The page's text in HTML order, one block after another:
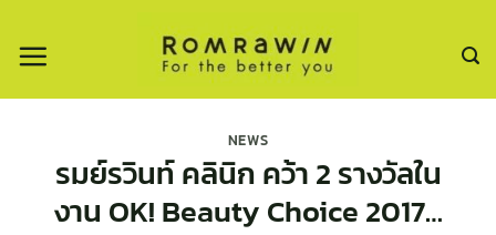
NEWS
รมย์รวินท์ คลินิก คว้า 2 รางวัลใน
งาน OK! Beauty Choice 2017…